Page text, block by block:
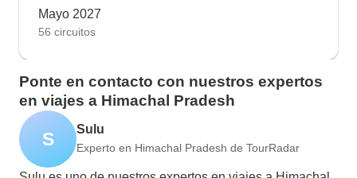
Mayo 2027
56 circuitos
Ponte en contacto con nuestros expertos
en viajes a Himachal Pradesh
S Sulu
Experto en Himachal Pradesh de TourRadar